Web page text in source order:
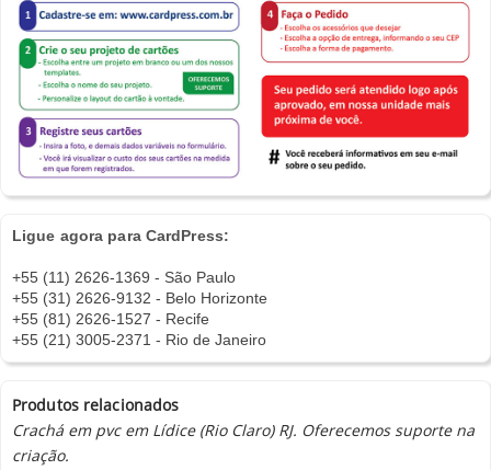
Ligue agora para CardPress:
+55 (11) 2626-1369 - São Paulo
+55 (31) 2626-9132 - Belo Horizonte
+55 (81) 2626-1527 - Recife
+55 (21) 3005-2371 - Rio de Janeiro
Produtos relacionados
Crachá em pvc em Lídice (Rio Claro) RJ. Oferecemos suporte na
criação.